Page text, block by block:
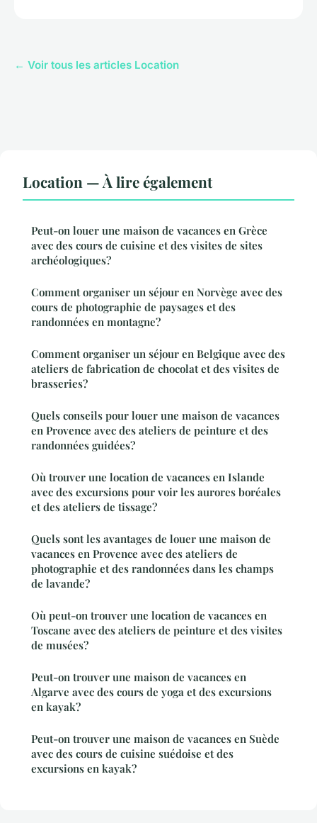
← Voir tous les articles Location
Location — À lire également
Peut-on louer une maison de vacances en Grèce
avec des cours de cuisine et des visites de sites
archéologiques?
Comment organiser un séjour en Norvège avec des
cours de photographie de paysages et des
randonnées en montagne?
Comment organiser un séjour en Belgique avec des
ateliers de fabrication de chocolat et des visites de
brasseries?
Quels conseils pour louer une maison de vacances
en Provence avec des ateliers de peinture et des
randonnées guidées?
Où trouver une location de vacances en Islande
avec des excursions pour voir les aurores boréales
et des ateliers de tissage?
Quels sont les avantages de louer une maison de
vacances en Provence avec des ateliers de
photographie et des randonnées dans les champs
de lavande?
Où peut-on trouver une location de vacances en
Toscane avec des ateliers de peinture et des visites
de musées?
Peut-on trouver une maison de vacances en
Algarve avec des cours de yoga et des excursions
en kayak?
Peut-on trouver une maison de vacances en Suède
avec des cours de cuisine suédoise et des
excursions en kayak?